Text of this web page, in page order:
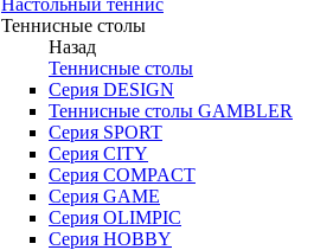
Настольный теннис
Теннисные столы
Назад
Теннисные столы
Серия DESIGN
Теннисные столы GAMBLER
Серия SPORT
Серия CITY
Серия COMPACT
Серия GAME
Серия OLIMPIC
Серия HOBBY